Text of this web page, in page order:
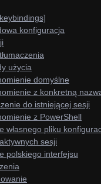
konfiguracja
użycia
domyślne
z konkretną
do istniejącej sesji
z PowerShell
własnego pliku
sesji
polskiego interfejsu